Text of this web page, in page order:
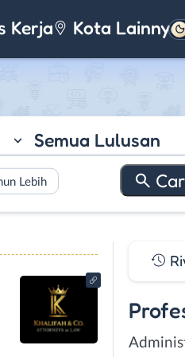
Kerja Kota Lainnya
Semua Lulusan
Lebih